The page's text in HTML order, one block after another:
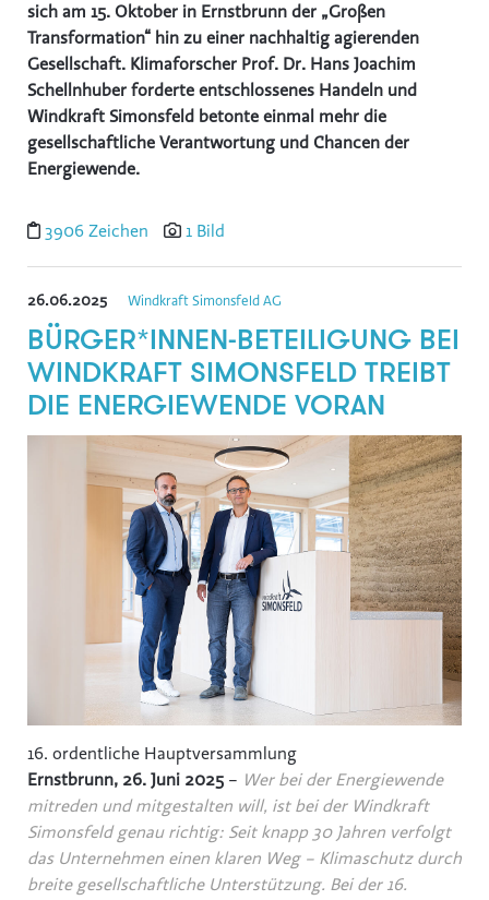
sich am 15. Oktober in Ernstbrunn der „Großen
Transformation“ hin zu einer nachhaltig agierenden
Gesellschaft. Klimaforscher Prof. Dr. Hans Joachim
Schellnhuber forderte entschlossenes Handeln und
Windkraft Simonsfeld betonte einmal mehr die
gesellschaftliche Verantwortung und Chancen der
Energiewende.
3906 Zeichen 1 Bild
26.06.2025 Windkraft Simonsfeld AG
BÜRGER*INNEN-BETEILIGUNG BEI
WINDKRAFT SIMONSFELD TREIBT
DIE ENERGIEWENDE VORAN
16. ordentliche Hauptversammlung
Ernstbrunn, 26. Juni 2025 – Wer bei der Energiewende
mitreden und mitgestalten will, ist bei der Windkraft
Simonsfeld genau richtig: Seit knapp 30 Jahren verfolgt
das Unternehmen einen klaren Weg – Klimaschutz durch
breite gesellschaftliche Unterstützung. Bei der 16.